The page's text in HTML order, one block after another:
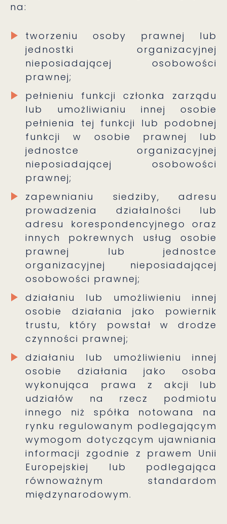
na:
tworzeniu osoby prawnej lub
jednostki organizacyjnej
nieposiadającej osobowości
prawnej;
pełnieniu funkcji członka zarządu
lub umożliwianiu innej osobie
pełnienia tej funkcji lub podobnej
funkcji w osobie prawnej lub
jednostce organizacyjnej
nieposiadającej osobowości
prawnej;
zapewnianiu siedziby, adresu
prowadzenia działalności lub
adresu korespondencyjnego oraz
innych pokrewnych usług osobie
prawnej lub jednostce
organizacyjnej nieposiadającej
osobowości prawnej;
działaniu lub umożliwieniu innej
osobie działania jako powiernik
trustu, który powstał w drodze
czynności prawnej;
działaniu lub umożliwieniu innej
osobie działania jako osoba
wykonująca prawa z akcji lub
udziałów na rzecz podmiotu
innego niż spółka notowana na
rynku regulowanym podlegającym
wymogom dotyczącym ujawniania
informacji zgodnie z prawem Unii
Europejskiej lub podlegająca
równoważnym standardom
międzynarodowym.